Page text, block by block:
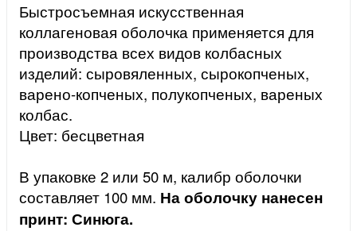
Быстросъемная искусственная
коллагеновая оболочка применяется для
производства всех видов колбасных
изделий: сыровяленных, сырокопченых,
варено-копченых, полукопченых, вареных
колбас.
Цвет: бесцветная
В упаковке 2 или 50 м, калибр оболочки
составляет 100 мм. На оболочку нанесен
принт: Синюга.